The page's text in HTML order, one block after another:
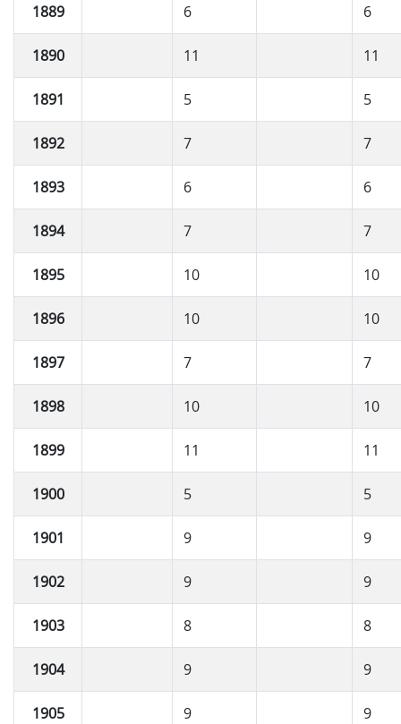
1889 6 6
1890 11 11
1891 5 5
1892 7 7
1893 6 6
1894 7 7
1895 10 10
1896 10 10
1897 7 7
1898 10 10
1899 11 11
1900 5 5
1901 9 9
1902 9 9
1903 8 8
1904 9 9
1905 9 9